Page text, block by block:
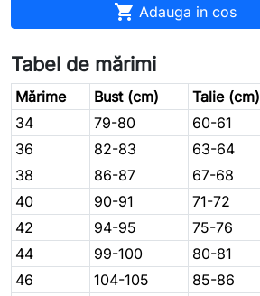
 Adauga in cos
Tabel de mărimi
Mărime Bust (cm) Talie (cm)
34
79-80 60-61
36
82-83 63-64
38
86-87 67-68
40
90-91 71-72
42
94-95 75-76
44
99-100 80-81
46
104-105 85-86